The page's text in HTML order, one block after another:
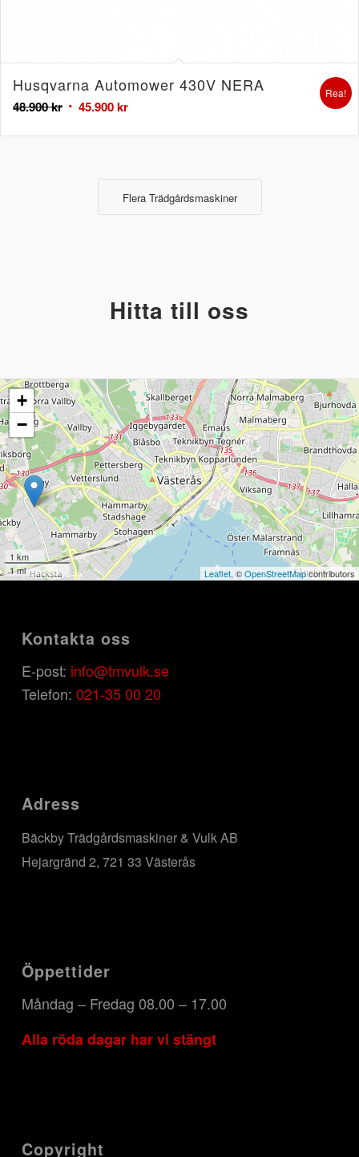
Husqvarna Automower 430V NERA
48.900kr 45.900kr
Rea!
Flera Trädgårdsmaskiner
Hitta till oss
+
−
1 km
1 mi
Leaflet, ©OpenStreetMapcontributors
Kontakta oss
E-post: info@tmvulk.se
Telefon: 021-35 00 20
Adress
Bäckby Trädgårdsmaskiner & Vulk AB
Hejargränd 2, 721 33 Västerås
Öppettider
Måndag – Fredag 08.00 – 17.00
Alla röda dagar har vi stängt
Copyright